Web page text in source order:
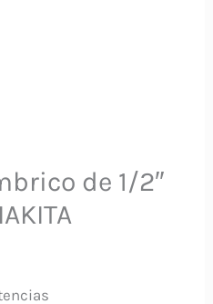
de 1/2″